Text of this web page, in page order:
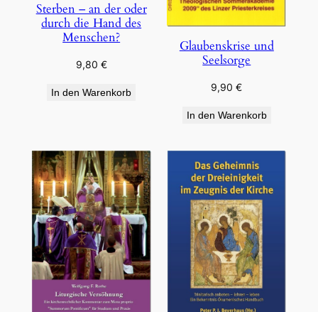
Sterben – an der oder
durch die Hand des
Menschen?
9,80 €
In den Warenkorb
Glaubenskrise und
Seelsorge
9,90€
In den Warenkorb